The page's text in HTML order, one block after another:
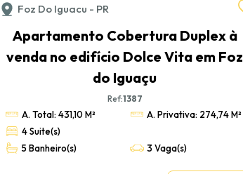
Foz Do Iguacu - PR
Apartamento Cobertura Duplex à
venda no edifício Dolce Vita em Foz
do Iguaçu
Ref:1387
A. Total: 431,10 M²
A. Privativa: 274,74 M²
4 Suite(s)
5 Banheiro(s)
3 Vaga(s)